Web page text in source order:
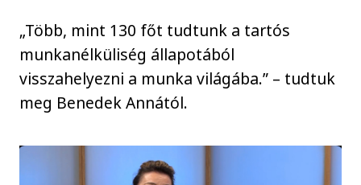
„Több, mint 130 főt tudtunk a tartós
munkanélküliség állapotából
visszahelyezni a munka világába.” – tudtuk
meg Benedek Annától.